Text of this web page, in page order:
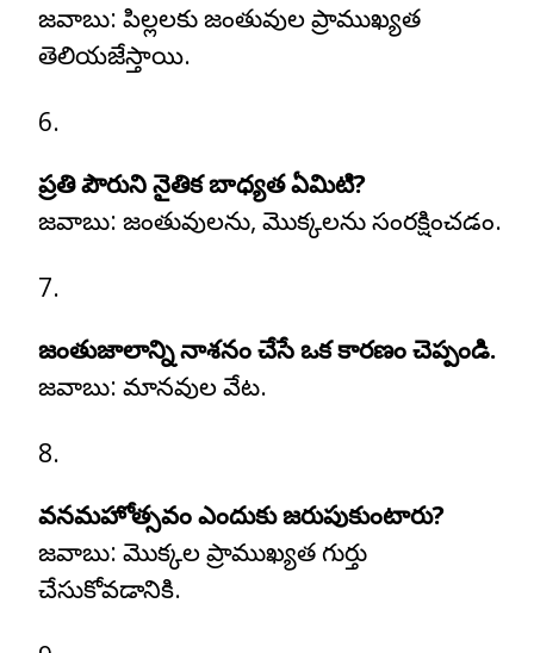
జవాబు: పిల్లలకు జంతువుల ప్రాముఖ్యత
తెలియజేస్తాయి.
ప్రతి పౌరుని నైతిక బాధ్యత ఏమిటి?
జవాబు: జంతువులను, మొక్కలను సంరక్షించడం.
జంతుజాలాన్ని నాశనం చేసే ఒక కారణం చెప్పండి.
జవాబు: మానవుల వేట.
వనమహోత్సవం ఎందుకు జరుపుకుంటారు?
జవాబు: మొక్కల ప్రాముఖ్యత గుర్తు
చేసుకోవడానికి.